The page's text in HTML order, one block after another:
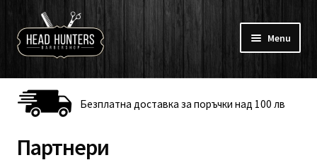
to
navigation
to
content
Menu
Към барбершоп
Koca
Брада и мустаци
Безплатна доставка за поръчки над 100 лв
Партнери